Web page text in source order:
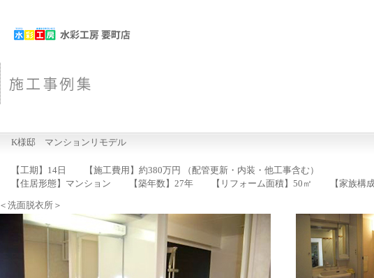
K様邸 マンションリモデル
【工期】14日 【施工費用】約380万円 （配管更新・内装・他工事含む）
【住居形態】マンション 【築年数】27年 【リフォーム面積】50㎡ 【家族構成
＜洗面脱衣所＞